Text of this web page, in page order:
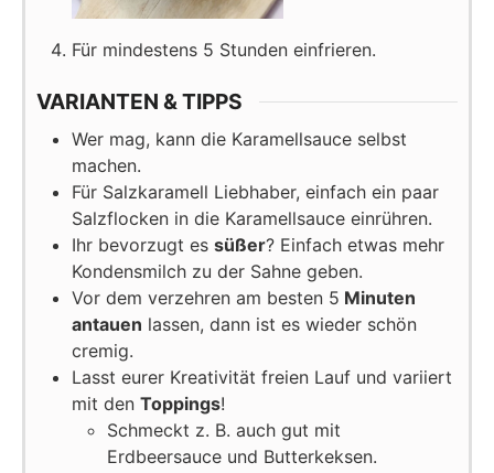
Für mindestens 5 Stunden einfrieren.
VARIANTEN & TIPPS
Wer mag, kann die Karamellsauce selbst
machen.
Für Salzkaramell Liebhaber, einfach ein paar
Salzflocken in die Karamellsauce einrühren.
Ihr bevorzugt es süßer? Einfach etwas mehr
Kondensmilch zu der Sahne geben.
Vor dem verzehren am besten 5 Minuten
antauen lassen, dann ist es wieder schön
cremig.
Lasst eurer Kreativität freien Lauf und variiert
mit den Toppings!
Schmeckt z. B. auch gut mit
Erdbeersauce und Butterkeksen.